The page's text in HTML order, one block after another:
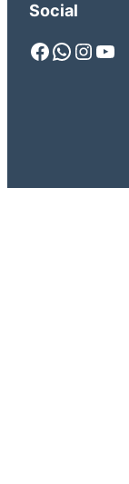
Social
Facebook WhatsApp Instagram YouTube